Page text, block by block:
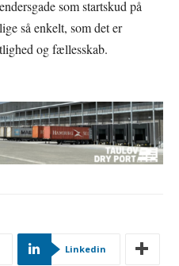
som startskud på
så enkelt, som det er
og fællesskab.
Linkedin